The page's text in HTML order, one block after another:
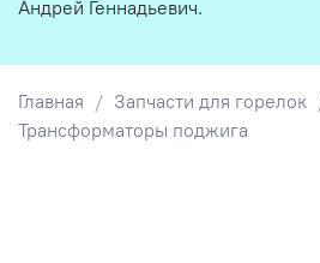
Главная Запчасти для горелок
Трансформаторы поджига
Андрей Геннадьевич.